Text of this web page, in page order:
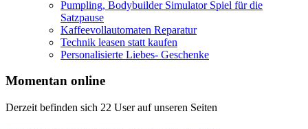
Pumpling, Bodybuilder Simulator Spiel für die
Satzpause
Kaffeevollautomaten Reparatur
Technik leasen statt kaufen
Personalisierte Liebes- Geschenke
Momentan online
Derzeit befinden sich 22 User auf unseren Seiten